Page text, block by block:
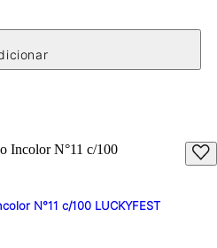
N°11 c/100 LUCKYFEST